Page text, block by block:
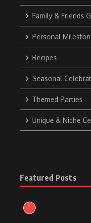
Family & Friends
Personal
Recipes
Seasonal
Themed Parties
Unique & Niche
Featured Posts
1